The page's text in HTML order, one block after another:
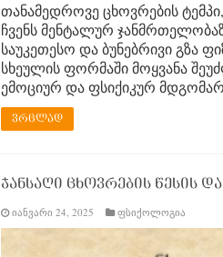
თანამედროვე ცხოვრების
ჩვენს მენტალურ
საუკეთესო და ბუნებრივი გზა
სხეულის ფორმაში მოყვანა
ემოციურ და ფსიქიკურ
ვრცლად
ჯანსაღი ცხოვრების წესის
იანვარი 24, 2025 ფსიქოლოგია